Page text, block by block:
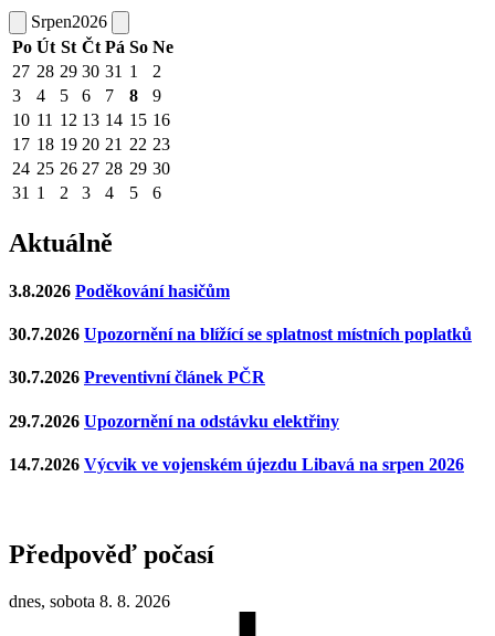
Srpen2026
Po Út St Čt Pá So Ne
27 28 29 30 31 1
2
3
4 5 6 7 8
9
10 11 12 13 14 15 16
17 18 19 20 21 22 23
24 25 26 27 28 29 30
31 1 2 3 4 5 6
Aktuálně
3.8.2026 Poděkování hasičům
30.7.2026 Upozornění na blížící se splatnost místních poplatků
30.7.2026 Preventivní článek PČR
29.7.2026 Upozornění na odstávku elektřiny
14.7.2026 Výcvik ve vojenském újezdu Libavá na srpen 2026
Předpověď počasí
dnes, sobota 8. 8. 2026